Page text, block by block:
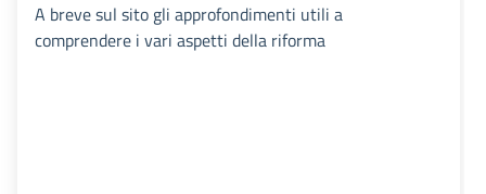
A breve sul sito gli approfondimenti utili a
comprendere i vari aspetti della riforma